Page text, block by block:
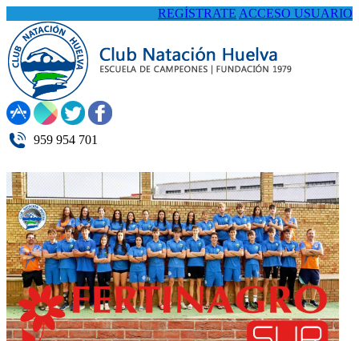
REGÍSTRATE ACCESO USUARIO
959 954 701